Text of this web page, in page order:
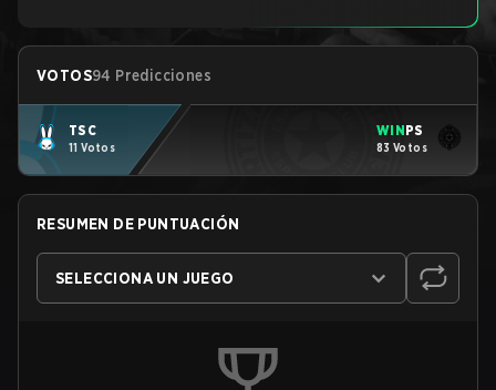
VOTOS94 Predicciones
TSC
11 Votos
WINPS
83 Votos
RESUMEN DE PUNTUACIÓN
SELECCIONA UN JUEGO